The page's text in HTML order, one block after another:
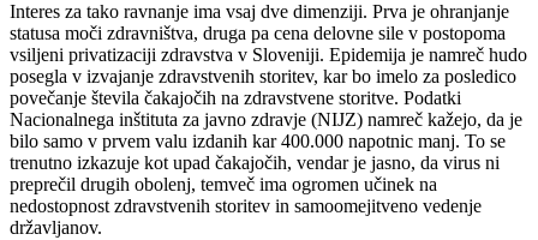
Interes za tako ravnanje ima vsaj dve dimenziji. Prva je ohranjanje
statusa moči zdravništva, druga pa cena delovne sile v postopoma
vsiljeni privatizaciji zdravstva v Sloveniji. Epidemija je namreč hudo
posegla v izvajanje zdravstvenih storitev, kar bo imelo za posledico
povečanje števila čakajočih na zdravstvene storitve. Podatki
Nacionalnega inštituta za javno zdravje (NIJZ) namreč kažejo, da je
bilo samo v prvem valu izdanih kar 400.000 napotnic manj. To se
trenutno izkazuje kot upad čakajočih, vendar je jasno, da virus ni
preprečil drugih obolenj, temveč ima ogromen učinek na
nedostopnost zdravstvenih storitev in samoomejitveno vedenje
državljanov.